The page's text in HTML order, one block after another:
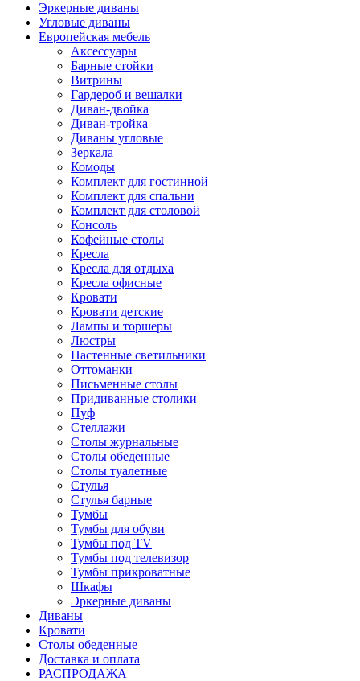
Эркерные диваны
Угловые диваны
Европейская мебель
Аксессуары
Барные стойки
Витрины
Гардероб и вешалки
Диван-двойка
Диван-тройка
Диваны угловые
Зеркала
Комоды
Комплект для гостинной
Комплект для спальни
Комплект для столовой
Консоль
Кофейные столы
Кресла
Кресла для отдыха
Кресла офисные
Кровати
Кровати детские
Лампы и торшеры
Люстры
Настенные светильники
Оттоманки
Письменные столы
Придиванные столики
Пуф
Стеллажи
Столы журнальные
Столы обеденные
Столы туалетные
Стулья
Стулья барные
Тумбы
Тумбы для обуви
Тумбы под TV
Тумбы под телевизор
Тумбы прикроватные
Шкафы
Эркерные диваны
Диваны
Кровати
Столы обеденные
Доставка и оплата
РАСПРОДАЖА